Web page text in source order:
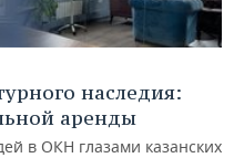
наследия:
аренды
в ОКН глазами казанских